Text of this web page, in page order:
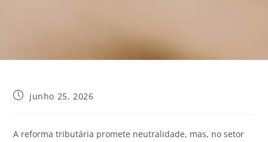
junho 25, 2026
A reforma tributária promete neutralidade, mas, no setor